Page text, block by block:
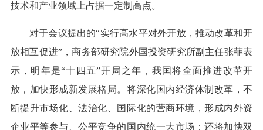
技术和产业领域上占据一定制高点。
对于会议提出的“实行高水平对外开放，推动改革和开
放相互促进”，商务部研究院外国投资研究所副主任张菲表
示，明年是“十四五”开局之年，我国将全面推进改革开
放，加快形成新发展格局。将深化国内经济体制改革，不
断提升市场化、法治化、国际化的营商环境，形成内外资
企业平等参与、公平竞争的国内统一大市场；还将加快双